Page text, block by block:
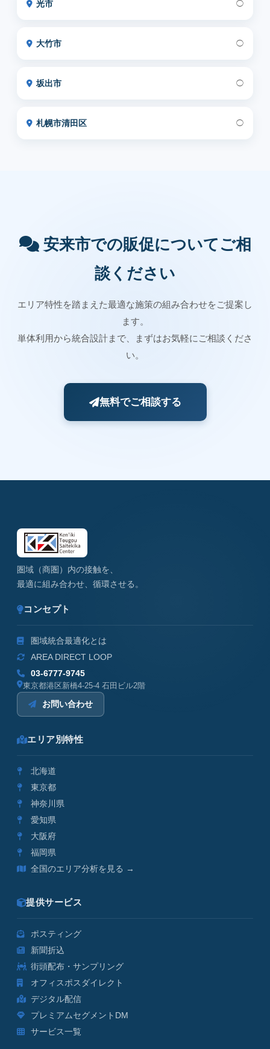
光市 ◯
大竹市 ◯
坂出市 ◯
札幌市清田区 ◯
安来市での販促についてご相
談ください
エリア特性を踏まえた最適な施策の組み合わせをご提案し
ます。
単体利用から統合設計まで、まずはお気軽にご相談くださ
い。
無料でご相談する
圏域（商圏）内の接触を、
最適に組み合わせ、循環させる。
コンセプト
圏域統合最適化とは
AREA DIRECT LOOP
03-6777-9745
東京都港区新橋4-25-4 石田ビル2階
お問い合わせ
エリア別特性
北海道
東京都
神奈川県
愛知県
大阪府
福岡県
全国のエリア分析を見る →
提供サービス
ポスティング
新聞折込
街頭配布・サンプリング
オフィスポスダイレクト
デジタル配信
プレミアムセグメントDM
サービス一覧